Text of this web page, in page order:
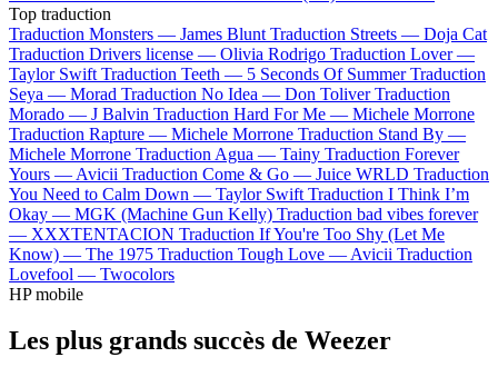
Top traduction
Traduction Monsters — James Blunt Traduction Streets — Doja Cat
Traduction Drivers license — Olivia Rodrigo Traduction Lover —
Taylor Swift Traduction Teeth — 5 Seconds Of Summer Traduction
Seya — Morad Traduction No Idea — Don Toliver Traduction
Morado — J Balvin Traduction Hard For Me — Michele Morrone
Traduction Rapture — Michele Morrone Traduction Stand By —
Michele Morrone Traduction Agua — Tainy Traduction Forever
Yours — Avicii Traduction Come & Go — Juice WRLD Traduction
You Need to Calm Down — Taylor Swift Traduction I Think I’m
Okay — MGK (Machine Gun Kelly) Traduction bad vibes forever
— XXXTENTACION Traduction If You're Too Shy (Let Me
Know) — The 1975 Traduction Tough Love — Avicii Traduction
Lovefool — Twocolors
HP mobile
Les plus grands succès de Weezer